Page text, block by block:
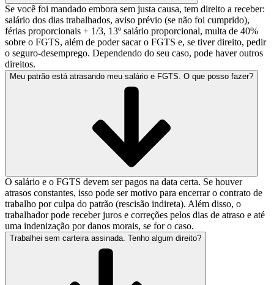
Se você foi mandado embora sem justa causa, tem direito a receber:
salário dos dias trabalhados, aviso prévio (se não foi cumprido),
férias proporcionais + 1/3, 13º salário proporcional, multa de 40%
sobre o FGTS, além de poder sacar o FGTS e, se tiver direito, pedir
o seguro-desemprego. Dependendo do seu caso, pode haver outros
direitos.
Meu patrão está atrasando meu salário e FGTS. O que posso fazer?
O salário e o FGTS devem ser pagos na data certa. Se houver
atrasos constantes, isso pode ser motivo para encerrar o contrato de
trabalho por culpa do patrão (rescisão indireta). Além disso, o
trabalhador pode receber juros e correções pelos dias de atraso e até
uma indenização por danos morais, se for o caso.
Trabalhei sem carteira assinada. Tenho algum direito?